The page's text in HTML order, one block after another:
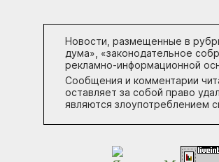
Новости, размещенные в
дума», «законодательное
рекламно-информационной
Сообщения и комментарии
оставляет за собой право
являются злоупотреблением